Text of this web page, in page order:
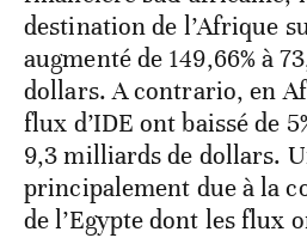
destination de l’Afrique
augmenté de 149,66% à
dollars. A contrario, en
flux d’IDE ont baissé de
9,3 milliards de dollars.
principalement due à la
de l’Egypte dont les flux